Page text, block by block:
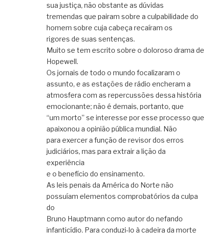
sua justiça, não obstante as dúvidas
tremendas que pairam sobre a culpabilidade do
homem sobre cuja cabeça recaíram os
rigores de suas sentenças.
Muito se tem escrito sobre o doloroso drama de
Hopewell.
Os jornais de todo o mundo focalizaram o
assunto, e as estações de rádio encheram a
atmosfera com as repercussões dessa história
emocionante; não é demais, portanto, que
“um morto” se interesse por esse processo que
apaixonou a opinião pública mundial. Não
para exercer a função de revisor dos erros
judiciários, mas para extrair a lição da
experiência
e o benefício do ensinamento.
As leis penais da América do Norte não
possuíam elementos comprobatórios da culpa
do
Bruno Hauptmann como autor do nefando
infanticídio. Para conduzi-lo à cadeira da morte